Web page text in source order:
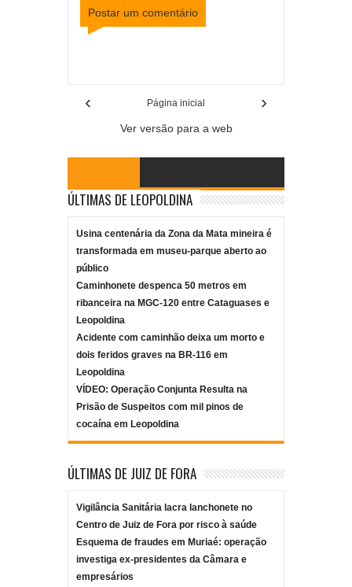
Postar um comentário
‹ ›
Página inicial
Ver versão para a web
ÚLTIMAS DE LEOPOLDINA
Usina centenária da Zona da Mata mineira é
transformada em museu-parque aberto ao
público
Caminhonete despenca 50 metros em
ribanceira na MGC-120 entre Cataguases e
Leopoldina
Acidente com caminhão deixa um morto e
dois feridos graves na BR-116 em
Leopoldina
VÍDEO: Operação Conjunta Resulta na
Prisão de Suspeitos com mil pinos de
cocaína em Leopoldina
ÚLTIMAS DE JUIZ DE FORA
Vigilância Sanitária lacra lanchonete no
Centro de Juiz de Fora por risco à saúde
Esquema de fraudes em Muriaé: operação
investiga ex-presidentes da Câmara e
empresários